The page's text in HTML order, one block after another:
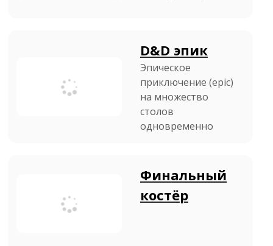
D&D эпик
Эпическое
приключение (epic)
на множество
столов
одновременно
Финальный
костёр